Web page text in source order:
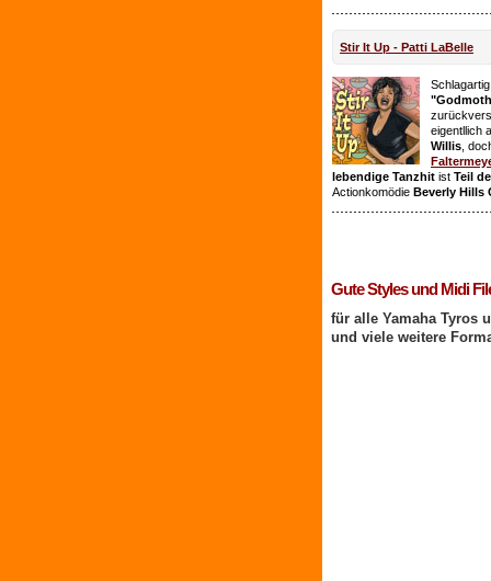
Stir It Up - Patti LaBelle
eigentllich
Willis ,
lebendige Tanzhit ist Teil
Actionkomödie Beverly Hills
Gute Styles und Midi
für alle Yamaha Tyros
und viele weitere